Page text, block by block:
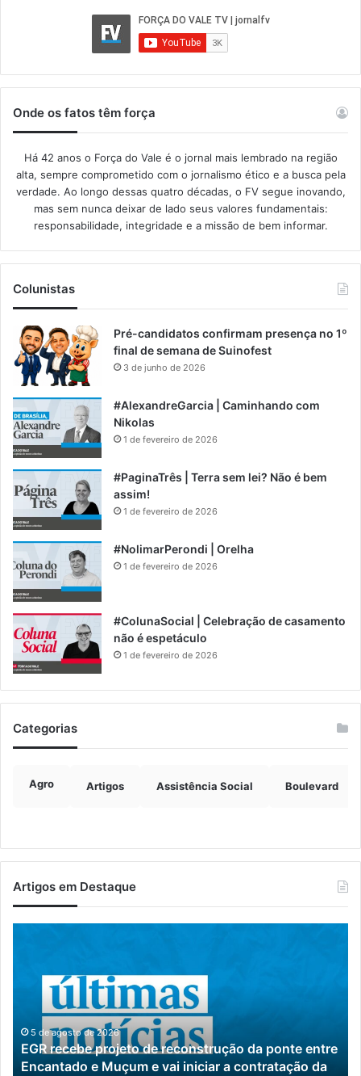
Onde os fatos têm força
Há 42 anos o Força do Vale é o jornal mais lembrado na região
alta, sempre comprometido com o jornalismo ético e a busca pela
verdade. Ao longo dessas quatro décadas, o FV segue inovando,
mas sem nunca deixar de lado seus valores fundamentais:
responsabilidade, integridade e a missão de bem informar.​
Colunistas
Pré-candidatos confirmam presença no 1º
final de semana de Suinofest
3 de junho de 2026
#AlexandreGarcia | Caminhando com
Nikolas
1 de fevereiro de 2026
#PaginaTrês | Terra sem lei? Não é bem
assim!
1 de fevereiro de 2026
#NolimarPerondi | Orelha
1 de fevereiro de 2026
#ColunaSocial | Celebração de casamento
não é espetáculo
1 de fevereiro de 2026
Categorias
Agro Artigos Assistência Social Boulevard
Artigos em Destaque
fechado
cães
são
resgatados
5 de agosto de 2026
Canil clandestino é fechado e 19 cães são